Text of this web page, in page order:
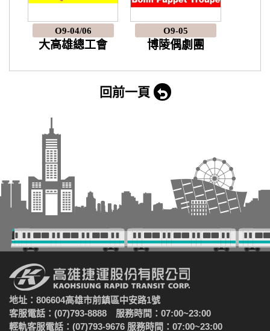
O9-04/06
大高雄總工會
O9-05
博陵偶劇團
回前一頁
地址：806604高雄市前鎮區中安路1號
客服電話：(07)793-8888 服務時間：07:00~23:00
輕軌客服電話：(07)793-9676 服務時間：07:00~23:00